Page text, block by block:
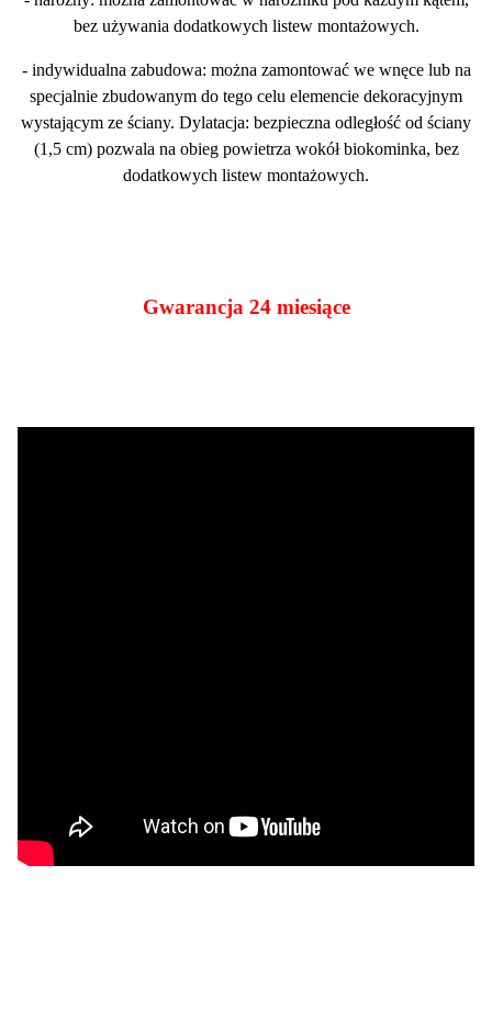
bez używania dodatkowych listew montażowych.
- indywidualna zabudowa: można zamontować we wnęce lub na
specjalnie zbudowanym do tego celu elemencie dekoracyjnym
wystającym ze ściany. Dylatacja: bezpieczna odległość od ściany
(1,5 cm) pozwala na obieg powietrza wokół biokominka, bez
dodatkowych listew montażowych.
Gwarancja 24 miesiące